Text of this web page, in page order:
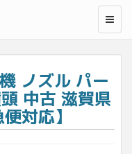
ノズル パー
中古 滋賀県
対応】